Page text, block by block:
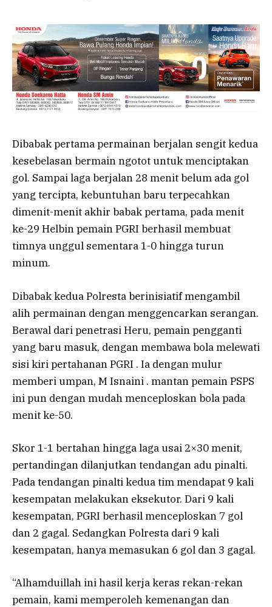
Dibabak pertama permainan berjalan sengit kedua
kesebelasan bermain ngotot untuk menciptakan
gol. Sampai laga berjalan 28 menit belum ada gol
yang tercipta, kebuntuhan baru terpecahkan
dimenit-menit akhir babak pertama, pada menit
ke-29 Helbin pemain PGRI berhasil membuat
timnya unggul sementara 1-0 hingga turun
minum.
Dibabak kedua Polresta berinisiatif mengambil
alih permainan dengan menggencarkan serangan.
Berawal dari penetrasi Heru, pemain pengganti
yang baru masuk, dengan membawa bola melewati
sisi kiri pertahanan PGRI . Ia dengan mulur
memberi umpan, M Isnaini . mantan pemain PSPS
ini pun dengan mudah menceploskan bola pada
menit ke-50.
Skor 1-1 bertahan hingga laga usai 2×30 menit,
pertandingan dilanjutkan tendangan adu pinalti.
Pada tendangan pinalti kedua tim mendapat 9 kali
kesempatan melakukan eksekutor. Dari 9 kali
kesempatan, PGRI berhasil menceploskan 7 gol
dan 2 gagal. Sedangkan Polresta dari 9 kali
kesempatan, hanya memasukan 6 gol dan 3 gagal.
“Alhamduillah ini hasil kerja keras rekan-rekan
pemain, kami memperoleh kemenangan dan